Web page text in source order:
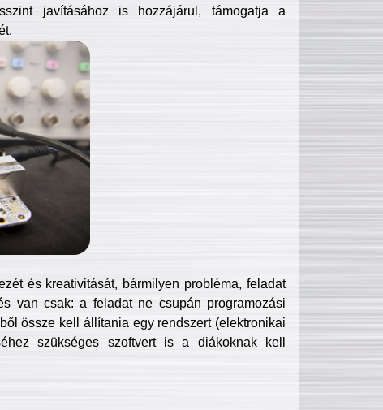
javításához is hozzájárul, támogatja a
és kreativitását, bármilyen probléma, feladat
van csak: a feladat ne csupán programozási
össze kell állítania egy rendszert (elektronikai
szükséges szoftvert is a diákoknak kell